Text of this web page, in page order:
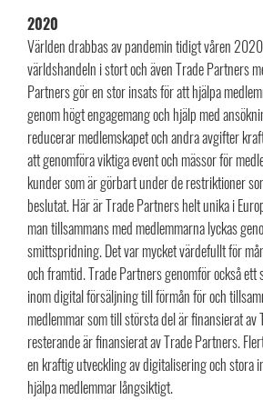
2020
Världen drabbas av pandemin tidigt våren
världshandeln i stort och även Trade Partners
Partners gör en stor insats för att hjälpa
genom högt engagemang och hjälp med
reducerar medlemskapet och andra avgifter
att genomföra viktiga event och mässor för
kunder som är görbart under de restriktioner
beslutat. Här är Trade Partners helt unika i
man tillsammans med medlemmarna lyckas
smittspridning. Det var mycket värdefullt för
och framtid. Trade Partners genomför också
inom digital försäljning till förmån för och
medlemmar som till största del är finansierat av
resterande är finansierat av Trade Partners.
en kraftig utveckling av digitalisering och stora
hjälpa medlemmar långsiktigt.